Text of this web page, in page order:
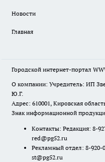
Новости
Главная
Городской интернет-портал
О компании: Учредитель: ИП
Ю.Г.
Адрес: 610001, Кировская
Знак информационной
Контакты: Редакция: 8-
red@pg52.ru
Рекламный отдел: 8-920-
st@pg52.ru